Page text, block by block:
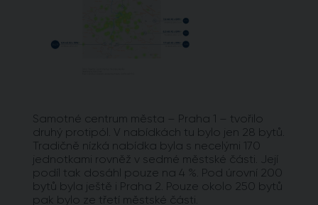
Samotné centrum města – Praha 1 – tvořilo
druhý protipól. V nabídkách tu bylo jen 28 bytů.
Tradičně nízká nabídka byla s necelými 170
jednotkami rovněž v sedmé městské části. Její
podíl tak dosáhl pouze na 4 %. Pod úrovní 200
bytů byla ještě i Praha 2. Pouze okolo 250 bytů
pak bylo ze třetí městské části.